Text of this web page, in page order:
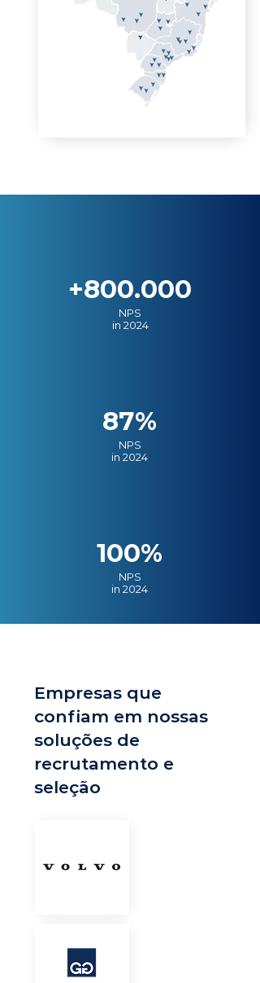
+800.000
NPS
in 2024
87%
NPS
in 2024
100%
NPS
in 2024
Empresas que
confiam em nossas
soluções de
recrutamento e
seleção